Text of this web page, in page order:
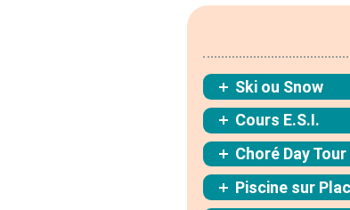
Ski ou Snow
Cours E.S.I.
Choré Day Tour
Piscine sur